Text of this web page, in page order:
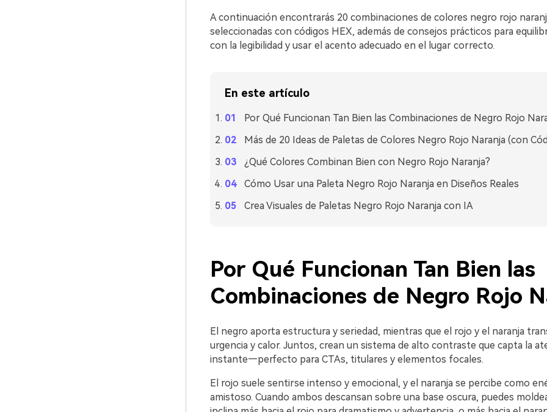
A continuación encontrarás 20 combinaciones de colores negro rojo
seleccionadas con códigos HEX, además de consejos prácticos para
con la legibilidad y usar el acento adecuado en el lugar correcto.
En este artículo
Por Qué Funcionan Tan Bien las Combinaciones de Negro Rojo
Más de 20 Ideas de Paletas de Colores Negro Rojo Naranja (con
¿Qué Colores Combinan Bien con Negro Rojo Naranja?
Cómo Usar una Paleta Negro Rojo Naranja en Diseños Reales
Crea Visuales de Paletas Negro Rojo Naranja con IA
Por Qué Funcionan Tan Bien las
Combinaciones de Negro Rojo
El negro aporta estructura y seriedad, mientras que el rojo y el naranja
urgencia y calor. Juntos, crean un sistema de alto contraste que capta la
instante—perfecto para CTAs, titulares y elementos focales.
El rojo suele sentirse intenso y emocional, y el naranja se percibe como
amistoso. Cuando ambos descansan sobre una base oscura, puedes